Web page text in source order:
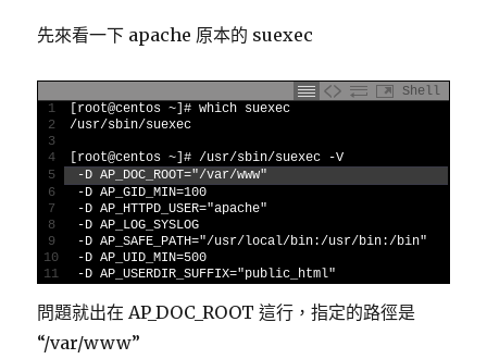
先來看一下 apache 原本的 suexec
Shell
1
2
3
4
5
6
7
8
9
10
11
root@centos ~ ]# which suexec
/usr/sbin/suexec
root@centos ~ ]# /usr/sbin/suexec -V
-D AP_DOC_ROOT="/var/www"
-D AP_GID_MIN=100
-D AP_HTTPD_USER="apache"
-D AP_LOG_SYSLOG
-D AP_SAFE_PATH="/usr/local/bin:/usr/bin:/bin"
-D AP_UID_MIN=500
-D AP_USERDIR_SUFFIX="public_html"
問題就出在 AP_DOC_ROOT 這行，指定的路徑是
“/var/www”